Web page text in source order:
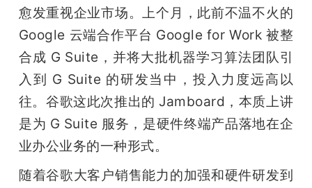
愈发重视企业市场。上个月，此前不温不火的
Google 云端合作平台 Google for Work 被整
合成 G Suite，并将大批机器学习算法团队引
入到 G Suite 的研发当中，投入力度远高以
往。谷歌这此次推出的 Jamboard，本质上讲
是为 G Suite 服务，是硬件终端产品落地在企
业办公业务的一种形式。
随着谷歌大客户销售能力的加强和硬件研发到